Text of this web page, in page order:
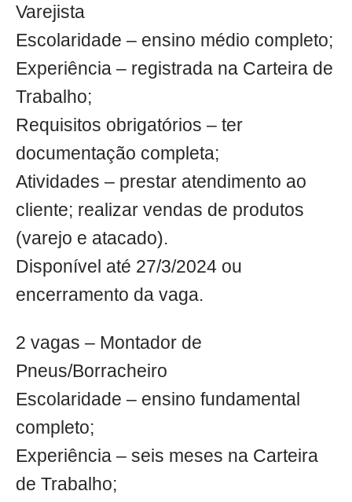
Varejista
Escolaridade – ensino médio completo;
Experiência – registrada na Carteira de
Trabalho;
Requisitos obrigatórios – ter
documentação completa;
Atividades – prestar atendimento ao
cliente; realizar vendas de produtos
(varejo e atacado).
Disponível até 27/3/2024 ou
encerramento da vaga.
2 vagas – Montador de
Pneus/Borracheiro
Escolaridade – ensino fundamental
completo;
Experiência – seis meses na Carteira
de Trabalho;